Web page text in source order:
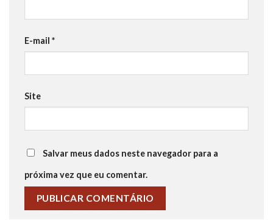
E-mail *
Site
Salvar meus dados neste navegador para a
próxima vez que eu comentar.